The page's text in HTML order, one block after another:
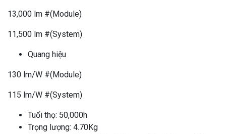
13,000 lm #(Module)
11,500 lm #(System)
Quang hiệu
130 lm/W #(Module)
115 lm/W #(System)
Tuổi thọ: 50,000h
Trọng lượng: 4.70Kg